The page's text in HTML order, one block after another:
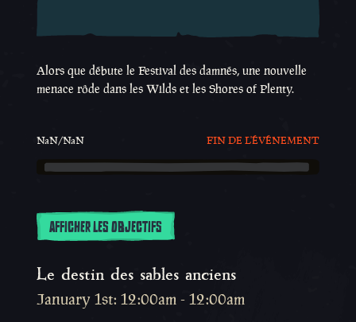
Alors que débute le Festival des damnés, une nouvelle
menace rôde dans les Wilds et les Shores of Plenty.
NaN/NaN FIN DE L'ÉVÉNEMENT
AFFICHER LES OBJECTIFS
Le destin des sables anciens
January 1st: 12:00am - 12:00am